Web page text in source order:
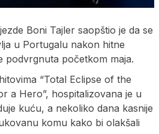
Boni Tajler saopštio je da se
u Portugalu nakon hitne
podvrgnuta početkom maja.
“Total Eclipse of the
a Hero”, hospitalizovana je u
kuću, a nekoliko dana kasnije
komu kako bi olakšali